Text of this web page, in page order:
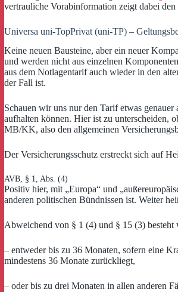
vertrauliche Vorabinformation zeigt dabei
Universa uni-TopPrivat (uni-TP) –
Keine neuen Bausteine, aber ein neuer
und werden nicht aus einzelnen
aus dem Notlagentarif auch wieder in den
der Fall ist.
Schauen wir uns nur den Tarif etwas
aufhalten können. Hier ist zu unterscheiden,
MB/KK, also den allgemeinen
Der Versicherungsschutz erstreckt sich auf
AVB, § 1, Abs. (4)
Positiv hier, mit „Europa“ und
anderen politischen Bündnissen ist. Weiter
Abweichend von § 1 (4) und § 15 (3) besteht
– entweder bis zu 36 Monaten, sofern eine
mindestens 36 Monate zurückliegt,
– oder bis zu drei Monaten in allen anderen